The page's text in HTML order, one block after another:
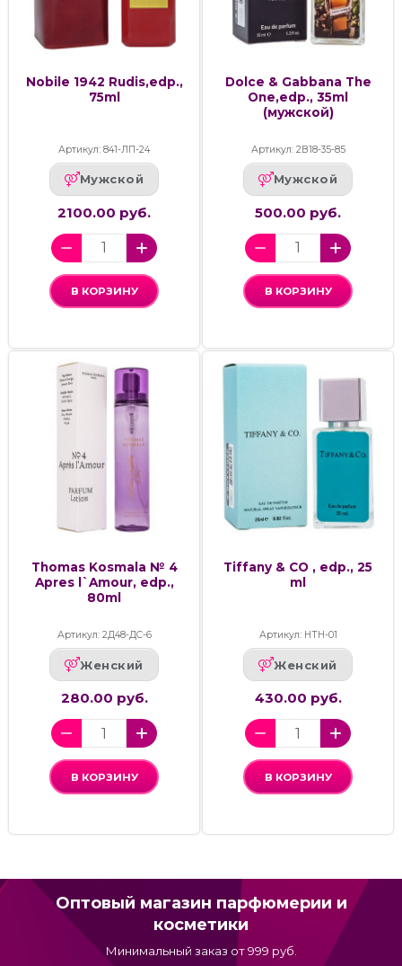
Nobile 1942 Rudis,edp.,
75ml
Артикул: 841-ЛП-24
Мужской
2100.00 руб.
В КОРЗИНУ
Dolce & Gabbana The
One,edp., 35ml
(мужской)
Артикул: 2В18-35-85
Мужской
500.00 руб.
В КОРЗИНУ
Thomas Kosmala № 4
Apres l`Amour, edp.,
80ml
Артикул: 2Д48-ДС-6
Женский
280.00 руб.
В КОРЗИНУ
Tiffany & CO , edp., 25
ml
Артикул: НТН-01
Женский
430.00 руб.
В КОРЗИНУ
Оптовый магазин парфюмерии и
косметики
Минимальный заказ от 999 руб.